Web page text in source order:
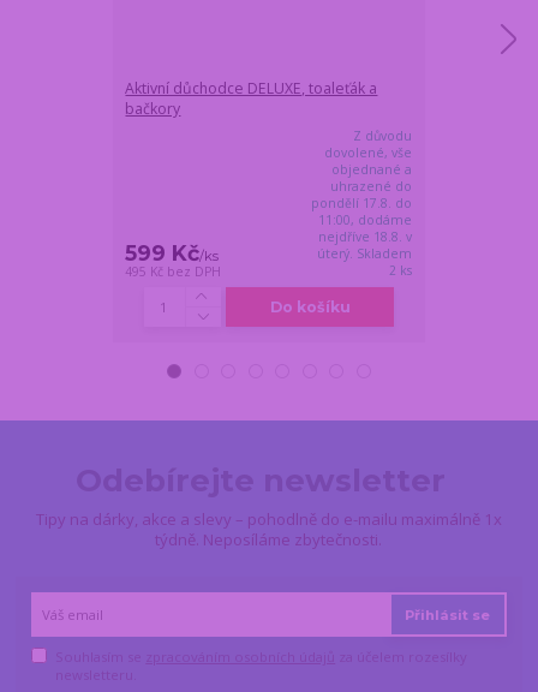
Aktivní důchodce DELUXE, toaleťák a
bačkory
599 Kč/ks
495 Kč bez DPH
Z důvodu
dovolené, vše
objednané a
uhrazené do
pondělí 17.8. do
11:00, dodáme
nejdříve 18.8. v
úterý. Skladem
2 ks
Do košíku
Tipy na dárky, akce a slevy – pohodlně do e-mailu maximálně 1x
týdně. Neposíláme zbytečnosti.
Přihlásit se